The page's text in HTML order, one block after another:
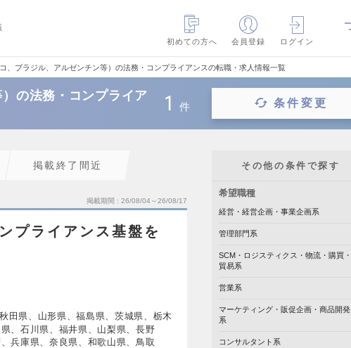
初めての方へ
会員登録 ログイン
、ブラジル、アルゼンチン等）の法務・コンプライアンスの転職・求人情報一覧
の法務・コンプライア
1 件 条件変更
掲載終了間近
掲載期間 26/08/04～26/08/17
プライアンス基盤を
田県、山形県、福島県、茨城県、栃木
、石川県、福井県、山梨県、長野
兵庫県、奈良県、和歌山県、鳥取
その他の条件で探す
希望職種
経営・経営企画・事業企画系
管理部門系
SCM・ロジスティクス・物流・購買・
貿易系
営業系
マーケティング・販促企画・商品開発
系
コンサルタント系